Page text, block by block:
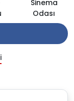
Sinema
Odası